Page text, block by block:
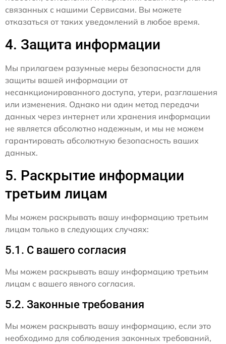
связанных с нашими Сервисами. Вы можете
отказаться от таких уведомлений в любое время.
4. Защита информации
Мы прилагаем разумные меры безопасности для
защиты вашей информации от
несанкционированного доступа, утери, разглашения
или изменения. Однако ни один метод передачи
данных через интернет или хранения информации
не является абсолютно надежным, и мы не можем
гарантировать абсолютную безопасность ваших
данных.
5. Раскрытие информации
третьим лицам
Мы можем раскрывать вашу информацию третьим
лицам только в следующих случаях:
5.1. С вашего согласия
Мы можем раскрывать вашу информацию третьим
лицам с вашего явного согласия.
5.2. Законные требования
Мы можем раскрывать вашу информацию, если это
необходимо для соблюдения законных требований,